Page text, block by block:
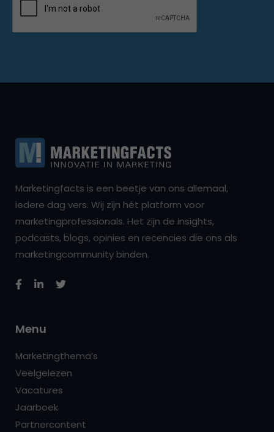
Marketingfacts is een beetje van ons allemaal,
iedere dag vers. Wij zijn hét platform voor
marketingprofessionals. Het zijn de insights,
podcasts, blogs, opinies en recencies die ons als
marketingcommunity binden.
Menu
Marketingthema’s
Veelgelezen
Vacatures
Jaarboek
Partnercontent